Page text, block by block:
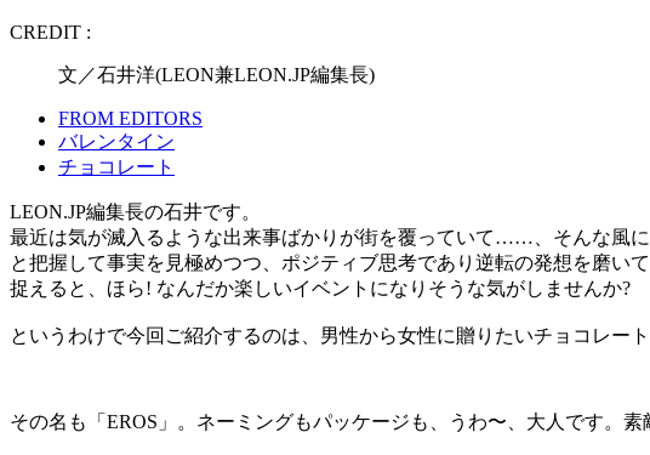
CREDIT :
文／石井洋(LEON兼LEON.JP編集長)
FROM EDITORS
バレンタイン
チョコレート
LEON.JP編集長の石井です。
最近は気が滅入るような出来事ばかりが街を覆っていて……、そんな風
と把握して事実を見極めつつ、ポジティブ思考であり逆転の発想を磨い
捉えると、ほら! なんだか楽しいイベントになりそうな気がしませんか?
というわけで今回ご紹介するのは、男性から女性に贈りたいチョコレー
その名も「EROS」。ネーミングもパッケージも、うわ〜、大人です。素